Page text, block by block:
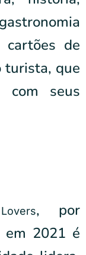
cartões de
turista, que
com seus
, por
em 2021 é